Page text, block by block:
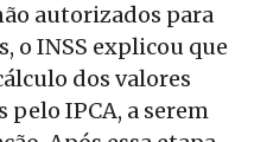
autorizados para
o INSS explicou que
dos valores
IPCA, a serem